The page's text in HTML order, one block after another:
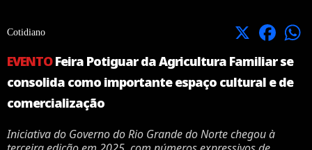
Cotidiano X Facebook
EVENTOFeira Potiguar da Agricultura Familiar se
consolida como importante espaço cultural e de
comercialização
Iniciativa do Governo do Rio Grande do Norte chegou à